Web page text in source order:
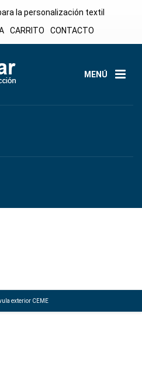
la personalización textil
CARRITO CONTACTO
MENÚ
exterior CEME